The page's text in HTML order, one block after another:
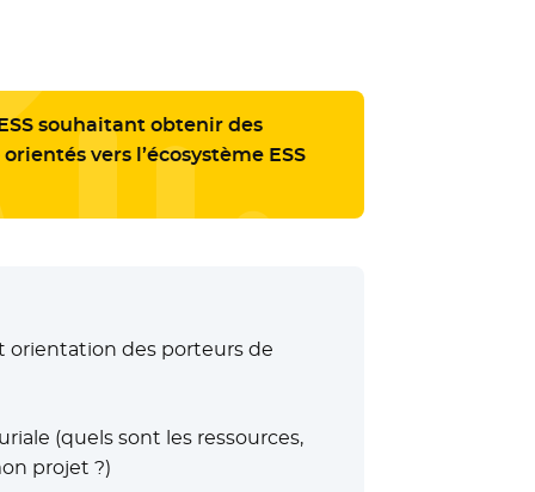
souhaitant obtenir des
vers l’écosystème ESS
orientation des porteurs de
(quels sont les ressources,
projet ?)